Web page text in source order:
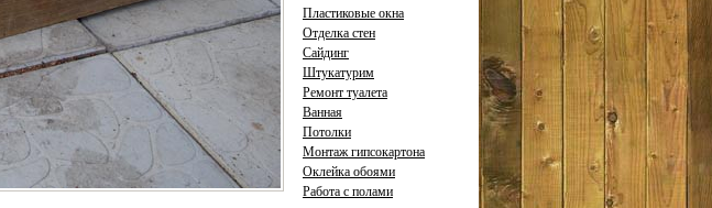
Пластиковые окна
Отделка стен
Сайдинг
Штукатурим
Ремонт туалета
Ванная
Потолки
Монтаж гипсокартона
Оклейка обоями
Работа с полами